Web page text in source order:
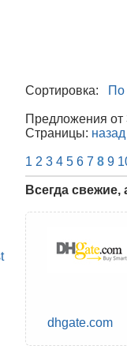
Сортировка: По
Предложения от
Страницы: назад
1 2 3 4 5 6 7 8 9
Всегда
dhgate.com